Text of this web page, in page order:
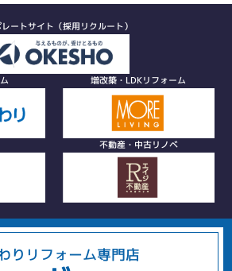
ートサイト（採用リクルート）
増改築・LDKリフォーム
不動産・中古リノベ
りリフォーム専門店